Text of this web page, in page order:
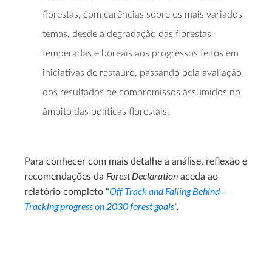
florestas, com carências sobre os mais variados
temas, desde a degradação das florestas
temperadas e boreais aos progressos feitos em
iniciativas de restauro, passando pela avaliação
dos resultados de compromissos assumidos no
âmbito das políticas florestais.
Para conhecer com mais detalhe a análise, reflexão e
recomendações da Forest Declaration aceda ao
relatório completo “Off Track and Falling Behind –
Tracking progress on 2030 forest goals”.